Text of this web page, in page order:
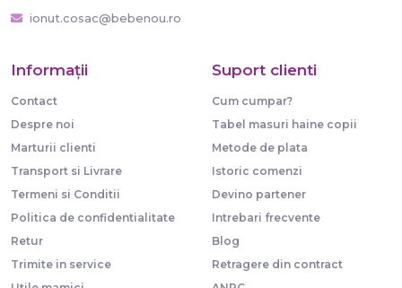
ionut.cosac@bebenou.ro
Informaţii
Contact
Despre noi
Marturii clienti
Transport si Livrare
Termeni si Conditii
Politica de confidentialitate
Retur
Trimite in service
Suport clienti
Cum cumpar?
Tabel masuri haine copii
Metode de plata
Istoric comenzi
Devino partener
Intrebari frecvente
Blog
Retragere din contract